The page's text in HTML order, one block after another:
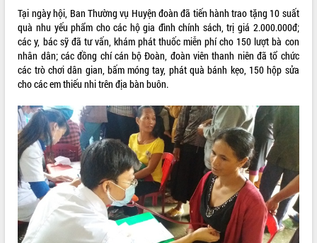
VIDEO
Không có file video nào để phát.
ALBUM ẢNH
Tại ngày hội, Ban Thường vụ Huyện đoàn đã tiến hành trao tặng 10 suất
quà nhu yếu phẩm cho các hộ gia đình chính sách, trị giá 2.000.000đ;
các y, bác sỹ đã tư vấn, khám phát thuốc miễn phí cho 150 lượt bà con
nhân dân; các đồng chí cán bộ Đoàn, đoàn viên thanh niên đã tổ chức
các trò chơi dân gian, bấm móng tay, phát quà bánh kẹo, 150 hộp sửa
cho các em thiếu nhi trên địa bàn buôn.